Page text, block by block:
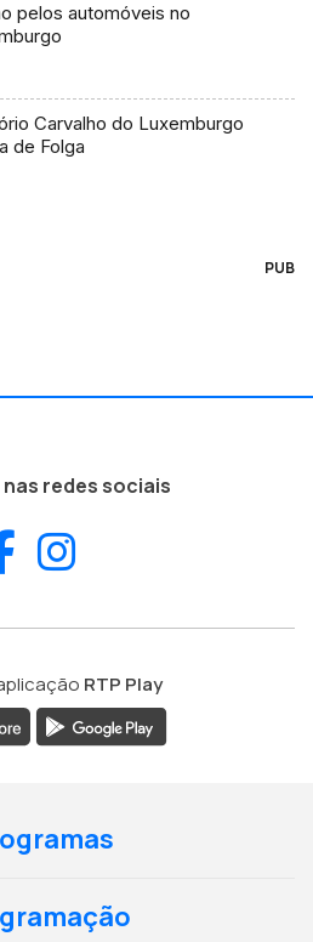
pelos automóveis no
Carvalho do Luxemburgo
de Folga
PUB
redes sociais
Facebook
RTP Play